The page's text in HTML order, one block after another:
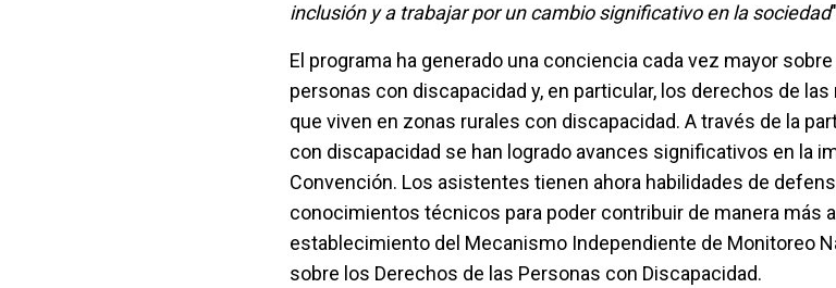
inclusión y a trabajar por un cambio significativo en la sociedad
El programa ha generado una conciencia cada vez mayor
personas con discapacidad y, en particular, los derechos de
que viven en zonas rurales con discapacidad. A través de la
con discapacidad se han logrado avances significativos en la
Convención. Los asistentes tienen ahora habilidades de
conocimientos técnicos para poder contribuir de manera más
establecimiento del Mecanismo Independiente de Monitoreo
sobre los Derechos de las Personas con Discapacidad.